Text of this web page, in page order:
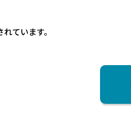
ています。